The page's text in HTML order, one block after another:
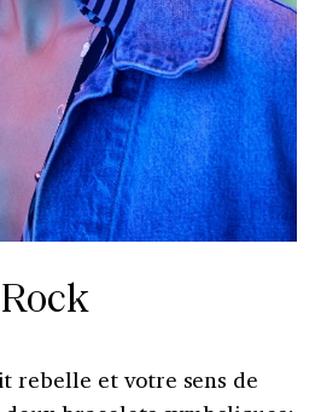
Rock
rebelle et votre sens de